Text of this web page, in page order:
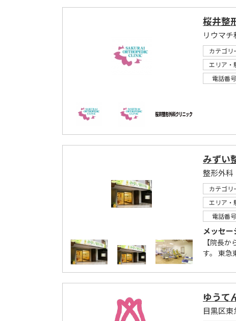
桜井整
リウマ
カテゴリ
エリア・
電話番号
みずい
整形外科
カテゴリ
エリア・
電話番号
メッセー
【院長
す。 東急
ゆうて